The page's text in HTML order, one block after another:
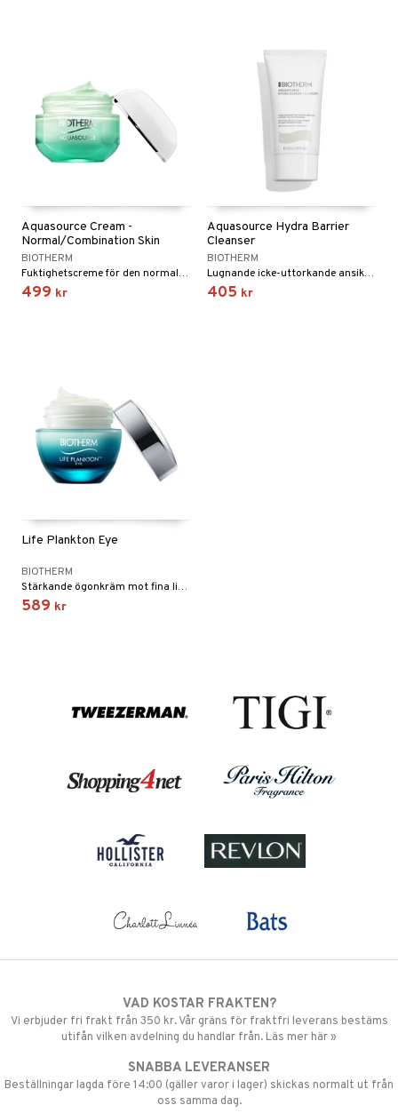
Aquasource Cream -
Normal/Combination Skin
BIOTHERM
Fuktighetscreme för den normala huden från Biotherm
499 kr
Aquasource Hydra Barrier
Cleanser
BIOTHERM
Lugnande icke-uttorkande ansiktsrengöring från Biotherm
405 kr
Life Plankton Eye
BIOTHERM
Stärkande ögonkräm mot fina linjer och mörka påsar från Biotherm
589 kr
VAD KOSTAR FRAKTEN?
Vi erbjuder fri frakt från 350 kr. Vår gräns för fraktfri leverans bestäms
utifån vilken avdelning du handlar från. Läs mer här »
SNABBA LEVERANSER
Beställningar lagda före 14:00 (gäller varor i lager) skickas normalt ut från
oss samma dag.